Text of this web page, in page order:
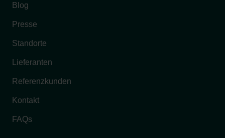
Blog
Presse
Standorte
Lieferanten
Referenzkunden
Kontakt
FAQs